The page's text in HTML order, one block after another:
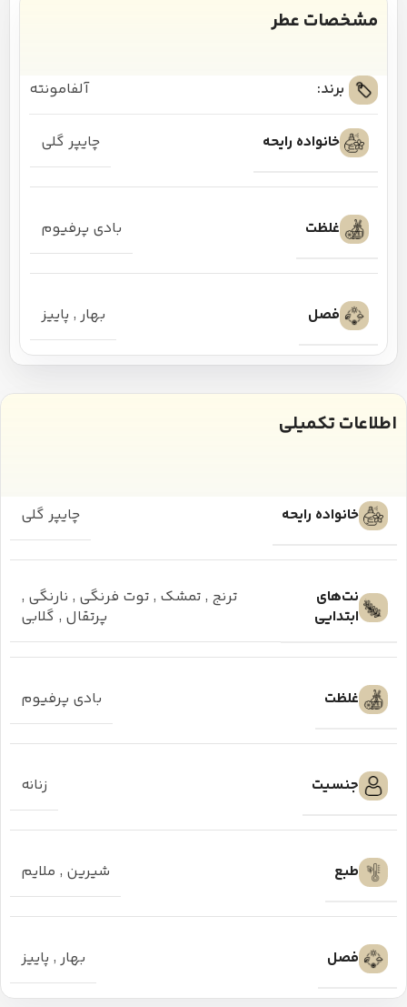
مشخصات عطر
برند: آلفامونته
خانواده رایحه چایپر گلی
غلظت بادی پرفیوم
فصل بهار , پاییز
اطلاعات تکمیلی
خانواده رایحه چایپر گلی
نت‌های
ابتدایی
ترنج , تمشک , توت فرنگی , نارنگی ,
پرتقال , گلابی
غلظت بادی پرفیوم
جنسیت زنانه
طبع شیرین , ملایم
فصل بهار , پاییز